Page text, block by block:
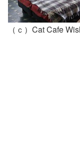
（ｃ）Cat Cafe